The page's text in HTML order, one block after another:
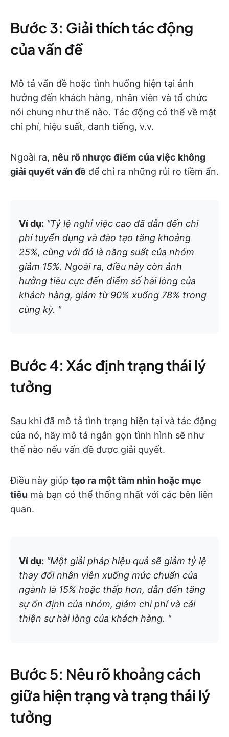
Bước 3: Giải thích tác động
của vấn đề
Mô tả vấn đề hoặc tình huống hiện tại ảnh
hưởng đến khách hàng, nhân viên và tổ chức
nói chung như thế nào. Tác động có thể về mặt
chi phí, hiệu suất, danh tiếng, v.v.
Ngoài ra, nêu rõ nhược điểm của việc không
giải quyết vấn đề để chỉ ra những rủi ro tiềm ẩn.
Ví dụ: "Tỷ lệ nghỉ việc cao đã dẫn đến chi
phí tuyển dụng và đào tạo tăng khoảng
25%, cùng với đó là năng suất của nhóm
giảm 15%. Ngoài ra, điều này còn ảnh
hưởng tiêu cực đến điểm số hài lòng của
khách hàng, giảm từ 90% xuống 78% trong
cùng kỳ. "
Bước 4: Xác định trạng thái lý
tưởng
Sau khi đã mô tả tình trạng hiện tại và tác động
của nó, hãy mô tả ngắn gọn tình hình sẽ như
thế nào nếu vấn đề được giải quyết.
Điều này giúp tạo ra một tầm nhìn hoặc mục
tiêu mà bạn có thể thống nhất với các bên liên
quan.
Ví dụ: "Một giải pháp hiệu quả sẽ giảm tỷ lệ
thay đổi nhân viên xuống mức chuẩn của
ngành là 15% hoặc thấp hơn, dẫn đến tăng
sự ổn định của nhóm, giảm chi phí và cải
thiện sự hài lòng của khách hàng. "
Bước 5: Nêu rõ khoảng cách
giữa hiện trạng và trạng thái lý
tưởng